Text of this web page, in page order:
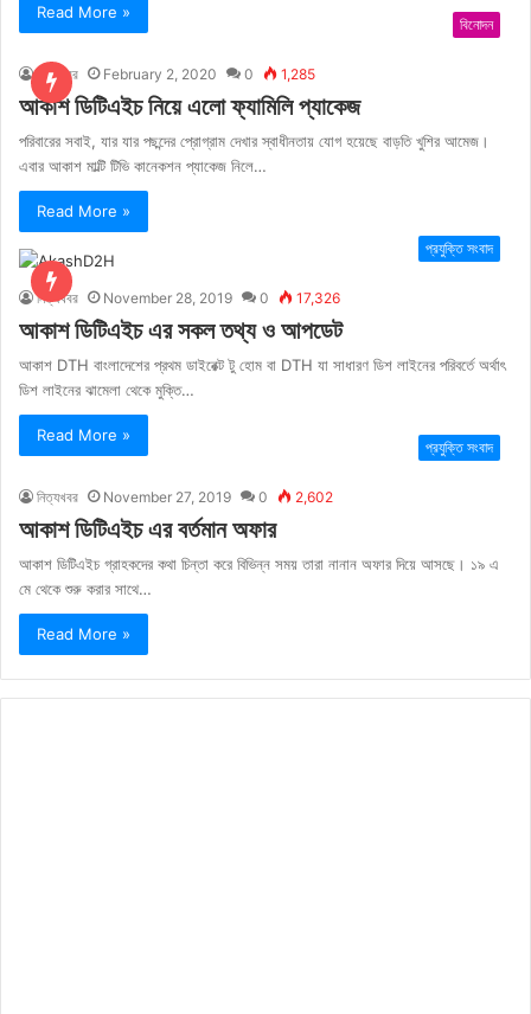
Read More »
বিনোদন
নিত্যখবর February 2, 2020 0 1,285
আকাশ ডিটিএইচ নিয়ে এলো ফ্যামিলি প্যাকেজ
পরিবারের সবাই, যার যার পছন্দের প্রোগ্রাম দেখার স্বাধীনতায় যোগ হয়েছে বাড়তি খুশির আমেজ।
এবার আকাশ মাল্টি টিভি কানেকশন প্যাকেজ নিলে…
Read More »
প্রযুক্তি সংবাদ
নিত্যখবর November 28, 2019 0 17,326
আকাশ ডিটিএইচ এর সকল তথ্য ও আপডেট
আকাশ DTH বাংলাদেশের প্রথম ডাইরেক্ট টু হোম বা DTH যা সাধারণ ডিশ লাইনের পরিবর্তে অর্থাৎ
ডিশ লাইনের ঝামেলা থেকে মুক্তি…
Read More »
প্রযুক্তি সংবাদ
নিত্যখবর November 27, 2019 0 2,602
আকাশ ডিটিএইচ এর বর্তমান অফার
আকাশ ডিটিএইচ গ্রাহকদের কথা চিন্তা করে বিভিন্ন সময় তারা নানান অফার দিয়ে আসছে। ১৯ এ
মে থেকে শুরু করার সাথে…
Read More »